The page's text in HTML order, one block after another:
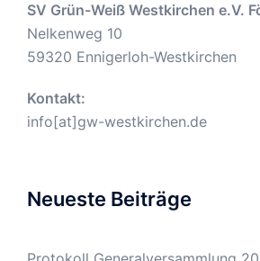
SV Grün-Weiß Westkirchen e.V.
Nelkenweg 10
59320 Ennigerloh-Westkirchen
Kontakt:
info[at]gw-westkirchen.de
Neueste Beiträge